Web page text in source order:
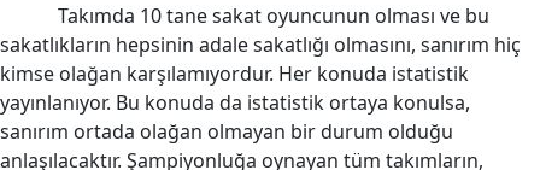
Takımda 10 tane sakat oyuncunun olması ve bu
sakatlıkların hepsinin adale sakatlığı olmasını, sanırım hiç
kimse olağan karşılamıyordur. Her konuda istatistik
yayınlanıyor. Bu konuda da istatistik ortaya konulsa,
sanırım ortada olağan olmayan bir durum olduğu
anlaşılacaktır. Şampiyonluğa oynayan tüm takımların,